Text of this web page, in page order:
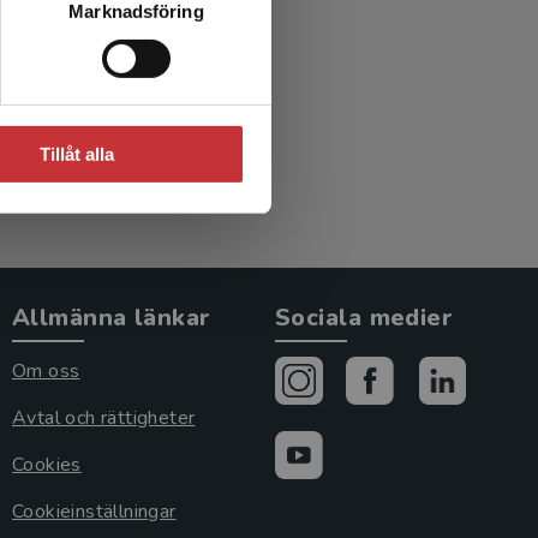
Marknadsföring
Tillåt alla
Allmänna länkar
Om oss
Avtal och rättigheter
Cookies
Cookieinställningar
Sociala medier